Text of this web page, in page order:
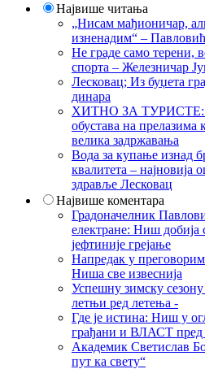
Највише читања
„Нисам мађионичар,
изненадим“ –
Не граде само терени,
спорта – Железничар
Лесковац; Из буџета
динара
ХИТНО ЗА ТУРИСТЕ:
обустава на прелазима
велика задржавања
Вода за купање изнад
квалитета – најновија
здравље Лесковац
Највише коментара
Градоначелник
електране: Ниш добија
јефтиније грејање
Напредак у
Ниша све извеснија
Успешну зимску
летњи ред летења -
Где је истина: Ниш у
грађани и ВЛАСТ пред
Академик Светислав
пут ка свету“